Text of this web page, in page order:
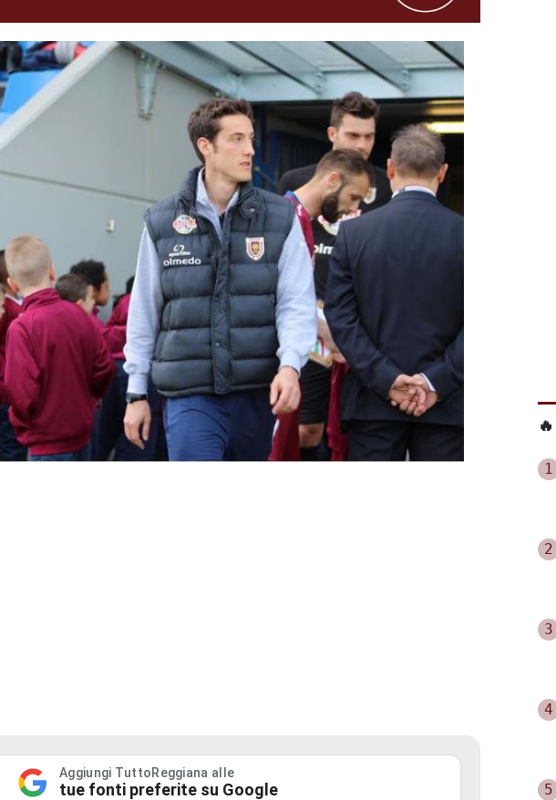
Aggiungi TuttoReggiana alle
tue fonti preferite su Google
1
2
3
4
5